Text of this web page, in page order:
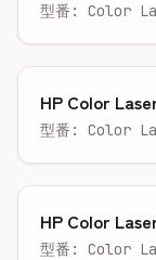
型番: Color
HP Color
型番: Color
HP Color
型番: Color